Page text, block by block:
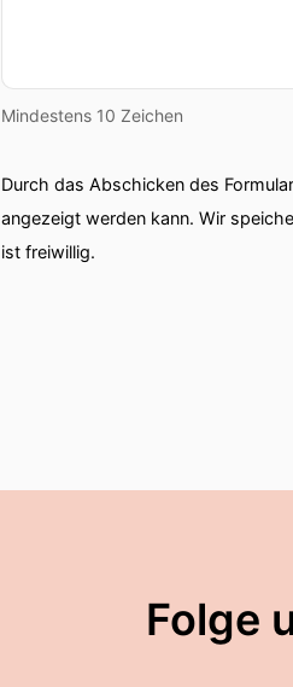
Mindestens 10 Zeichen
Durch das Abschicken des
angezeigt werden kann. Wir
ist freiwillig.
Folge